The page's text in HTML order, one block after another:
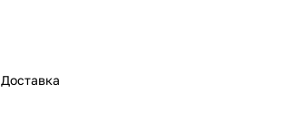
Доставка